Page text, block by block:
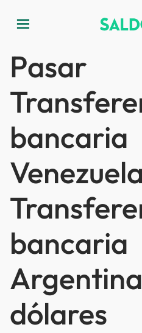
menu
Pasar
bancaria
bancaria
dólares